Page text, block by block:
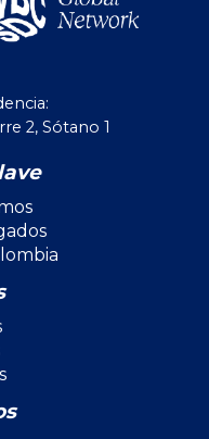
2, Sótano 1